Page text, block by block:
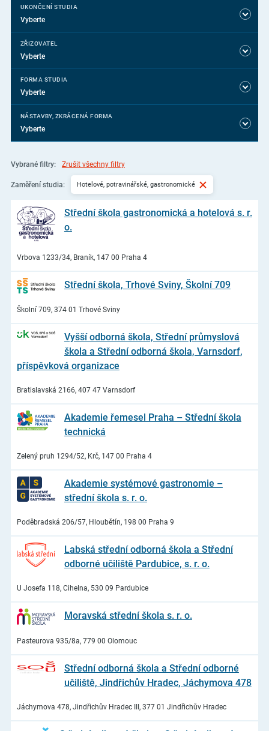
UKONČENÍ STUDIA
Vyberte
ZŘIZOVATEL
Vyberte
FORMA STUDIA
Vyberte
NÁSTAVBY, ZKRÁCENÁ FORMA
Vyberte
Vybrané filtry: Zrušit všechny filtry
Zaměření studia: Hotelové, potravinářské, gastronomické
Střední škola gastronomická a hotelová s. r.
o.
Vrbova 1233/34, Braník, 147 00 Praha 4
Střední škola, Trhové Sviny, Školní 709
Školní 709, 374 01 Trhové Sviny
Vyšší odborná škola, Střední průmyslová
škola a Střední odborná škola, Varnsdorf,
příspěvková organizace
Bratislavská 2166, 407 47 Varnsdorf
Akademie řemesel Praha – Střední škola
technická
Zelený pruh 1294/52, Krč, 147 00 Praha 4
Akademie systémové gastronomie –
střední škola s. r. o.
Poděbradská 206/57, Hloubětín, 198 00 Praha 9
Labská střední odborná škola a Střední
odborné učiliště Pardubice, s. r. o.
U Josefa 118, Cihelna, 530 09 Pardubice
Moravská střední škola s. r. o.
Pasteurova 935/8a, 779 00 Olomouc
Střední odborná škola a Střední odborné
učiliště, Jindřichův Hradec, Jáchymova 478
Jáchymova 478, Jindřichův Hradec III, 377 01 Jindřichův Hradec